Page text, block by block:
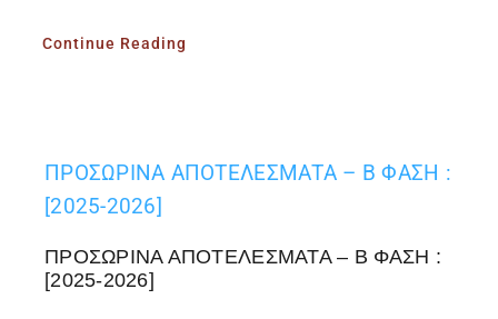
Continue Reading
ΠΡΟΣΩΡΙΝΑ ΑΠΟΤΕΛΕΣΜΑΤΑ – Β ΦΑΣΗ :
[2025-2026]
ΠΡΟΣΩΡΙΝΑ ΑΠΟΤΕΛΕΣΜΑΤΑ – Β ΦΑΣΗ :
[2025-2026]